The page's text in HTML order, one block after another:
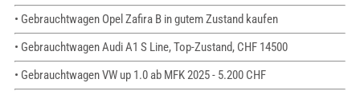
• Gebrauchtwagen Opel Zafira B in gutem Zustand kaufen
• Gebrauchtwagen Audi A1 S Line, Top-Zustand, CHF 14500
• Gebrauchtwagen VW up 1.0 ab MFK 2025 - 5.200 CHF